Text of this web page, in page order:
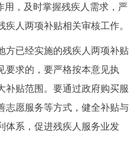
用，及时掌握残疾人需求，严
人两项补贴相关审核工作。
已经实施的残疾人两项补贴
要求的，要严格按本意见执
补贴范围。要通过政府购买服
志愿服务等方式，健全补贴与
体系，促进残疾人服务业发